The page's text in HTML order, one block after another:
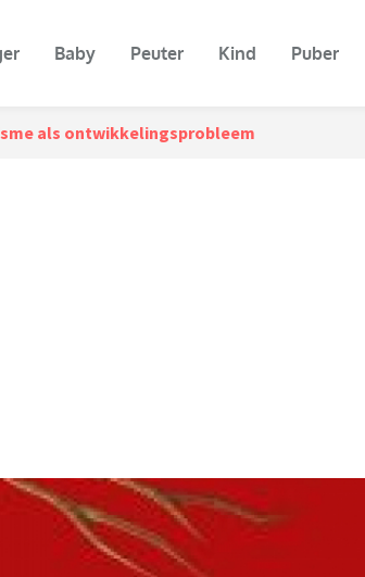
Baby Peuter Kind Puber
als ontwikkelingsprobleem